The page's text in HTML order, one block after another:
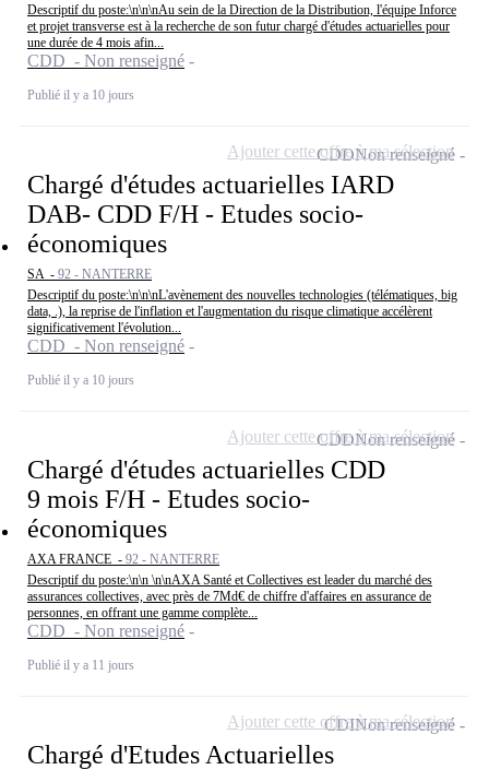
Descriptif du poste:\n\n\nAu sein de la Direction de la Distribution, l'équipe Inforce
et projet transverse est à la recherche de son futur chargé d'études actuarielles pour
une durée de 4 mois afin...
CDD - Non renseigné
Publié il y a 10 jours
Chargé d'études actuarielles IARD
DAB- CDD F/H - Etudes socio-
économiques
SA - 92 - NANTERRE
Descriptif du poste:\n\n\nL'avènement des nouvelles technologies (télématiques, big
data, .), la reprise de l'inflation et l'augmentation du risque climatique accélèrent
significativement l'évolution...
CDD - Non renseigné
Publié il y a 10 jours
CDDNon renseigné
Ajouter cette offre à ma sélection
Chargé d'études actuarielles CDD
9 mois F/H - Etudes socio-
économiques
AXA FRANCE - 92 - NANTERRE
Descriptif du poste:\n\n \n\nAXA Santé et Collectives est leader du marché des
assurances collectives, avec près de 7Md€ de chiffre d'affaires en assurance de
personnes, en offrant une gamme complète...
CDD - Non renseigné
Publié il y a 11 jours
CDDNon renseigné
Ajouter cette offre à ma sélection
Chargé d'Etudes Actuarielles
CDINon renseigné
Ajouter cette offre à ma sélection